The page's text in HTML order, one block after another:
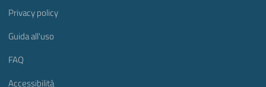
Privacy policy
Guida all'uso
FAQ
Accessibilità